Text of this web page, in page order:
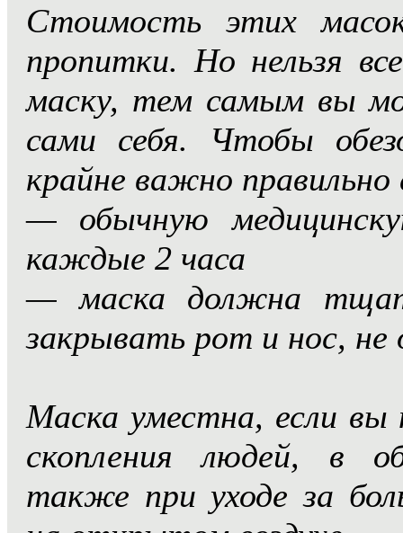
Стоимость этих
пропитки. Но нельзя
маску, тем самым вы
сами себя. Чтобы
крайне важно правильно
— обычную
каждые 2 часа
— маска должна
закрывать рот и нос, не
Маска уместна, если вы
скопления людей, в
также при уходе за